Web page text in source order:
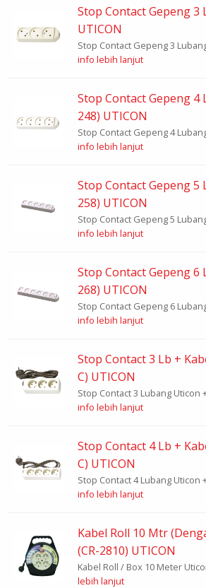
Stop Contact Gepeng 3
UTICON
Stop Contact Gepeng 3
info lebih lanjut
Stop Contact Gepeng 4
248) UTICON
Stop Contact Gepeng 4
info lebih lanjut
Stop Contact Gepeng 5
258) UTICON
Stop Contact Gepeng 5
info lebih lanjut
Stop Contact Gepeng 6
268) UTICON
Stop Contact Gepeng 6
info lebih lanjut
Stop Contact 3 Lb +
C) UTICON
Stop Contact 3 Lubang Uticon
info lebih lanjut
Stop Contact 4 Lb +
C) UTICON
Stop Contact 4 Lubang Uticon
info lebih lanjut
Kabel Roll 10 Mtr
(CR-2810) UTICON
Kabel Roll / Box 10 Meter
lebih lanjut